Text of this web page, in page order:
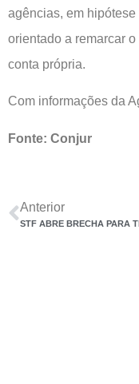
agências, em
orientado a remarcar
conta própria.
Com informações da
Fonte: Conjur
Anterior